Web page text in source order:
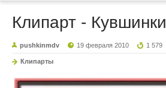
Клипарт - Кувшинки
pushkinmdv 19 февраля 2010 1 579
Клипарты